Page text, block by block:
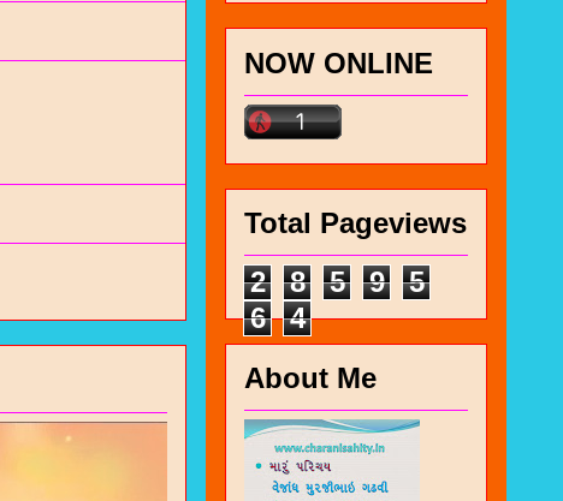
NOW ONLINE
Total Pageviews
2
8 5 9
5
6
4
About Me